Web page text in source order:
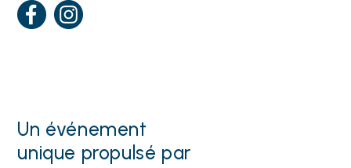
Un événement
unique propulsé par